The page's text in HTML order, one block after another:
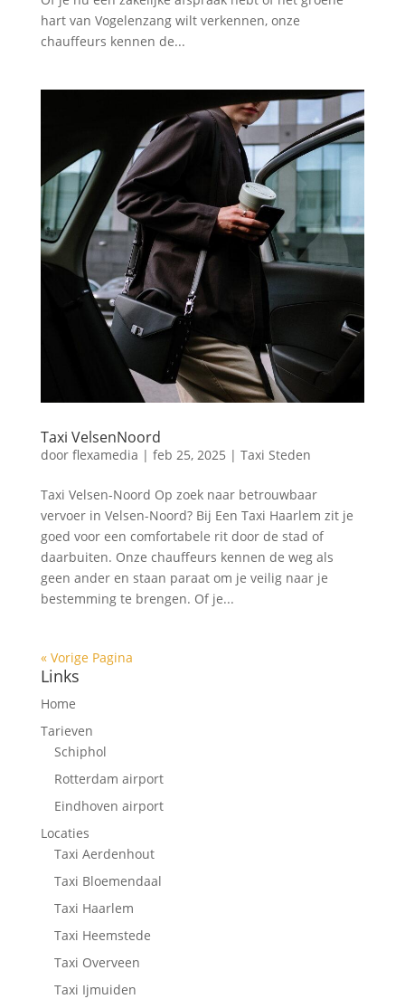
hart van Vogelenzang wilt verkennen, onze
chauffeurs kennen de...
Taxi VelsenNoord
door flexamedia | feb 25, 2025 | Taxi Steden
Taxi Velsen-Noord Op zoek naar betrouwbaar
vervoer in Velsen-Noord? Bij Een Taxi Haarlem zit je
goed voor een comfortabele rit door de stad of
daarbuiten.​ Onze chauffeurs kennen de weg als
geen ander en staan paraat om je veilig naar je
bestemming te brengen.​ Of je...
« Vorige Pagina
Links
Home
Tarieven
Schiphol
Rotterdam airport
Eindhoven airport
Locaties
Taxi Aerdenhout
Taxi Bloemendaal
Taxi Haarlem
Taxi Heemstede
Taxi Overveen
Taxi Ijmuiden